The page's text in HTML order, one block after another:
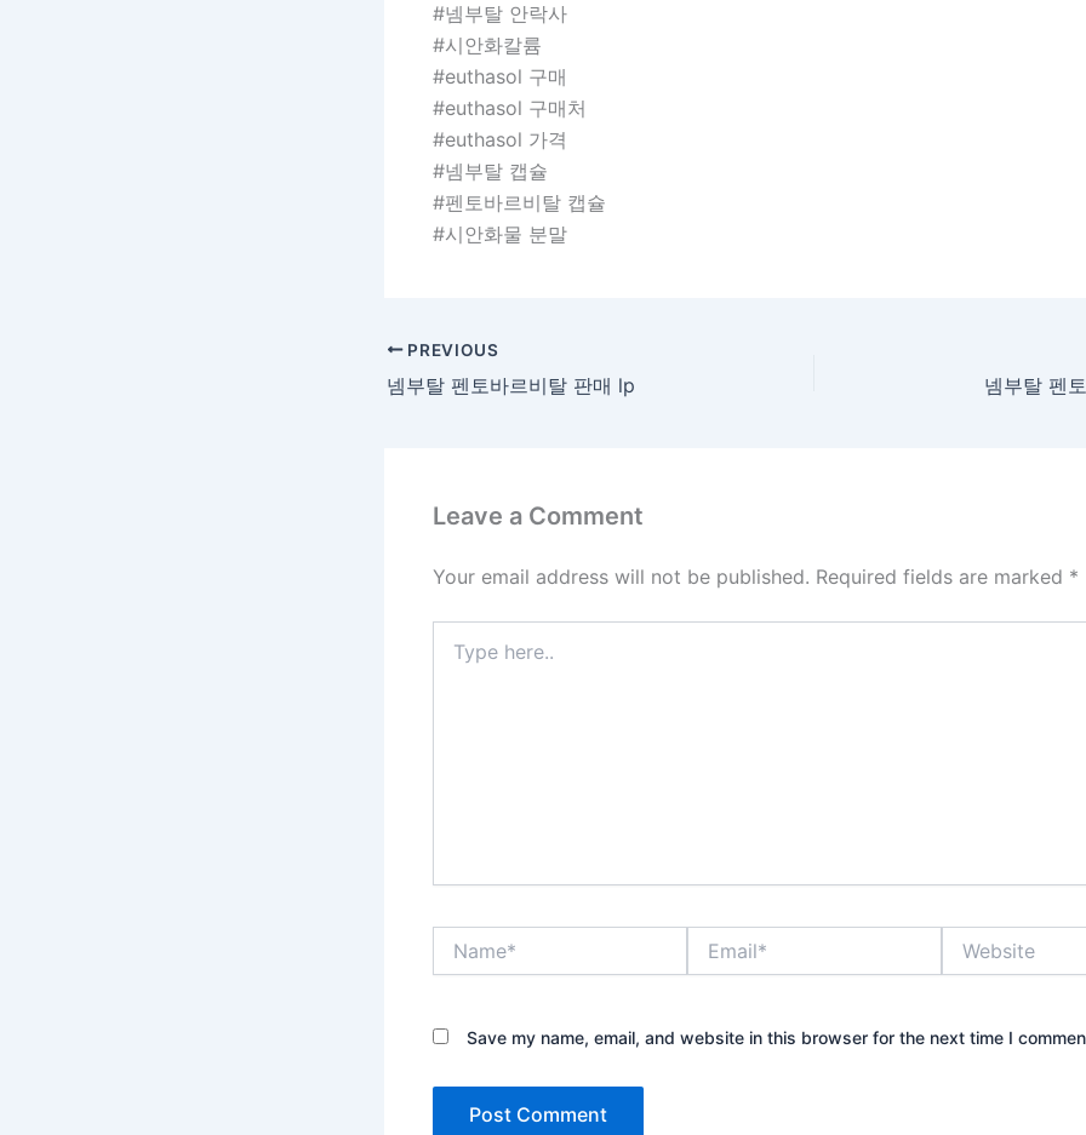
#넴부탈 안락사
#시안화칼륨
#euthasol 구매
#euthasol 구매처
#euthasol 가격
#넴부탈 캡슐
#펜토바르비탈 캡슐
#시안화물 분말
PREVIOUS
넴부탈 펜토바르비탈 판매 lp 넴부탈 펜
Leave a Comment
Your email address will not be published. Required fields are marked *
here..
Save my name, email, and website in this browser for the next time I